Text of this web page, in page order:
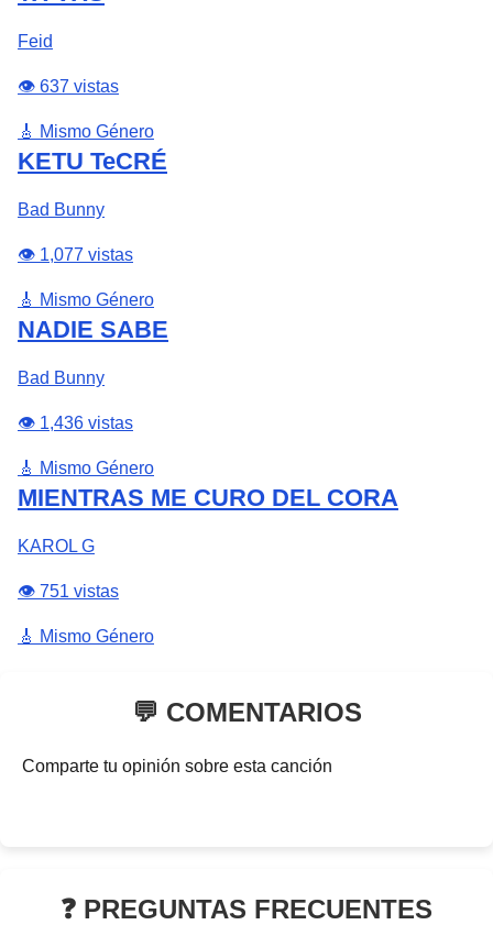
Feid
👁️ 637 vistas
🎸 Mismo Género
KETU TeCRÉ
Bad Bunny
👁️ 1,077 vistas
🎸 Mismo Género
NADIE SABE
Bad Bunny
👁️ 1,436 vistas
🎸 Mismo Género
MIENTRAS ME CURO DEL CORA
KAROL G
👁️ 751 vistas
🎸 Mismo Género
💬 COMENTARIOS
Comparte tu opinión sobre esta canción
❓ PREGUNTAS FRECUENTES